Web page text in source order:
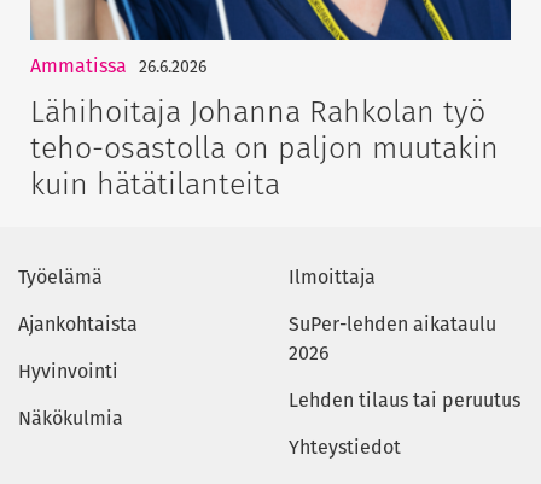
Ammatissa 26.6.2026
Lähihoitaja Johanna Rahkolan työ
teho-osastolla on paljon muutakin
kuin hätätilanteita
Työelämä
Ajankohtaista
Hyvinvointi
Näkökulmia
Ilmoittaja
SuPer-lehden aikataulu
2026
Lehden tilaus tai peruutus
Yhteystiedot